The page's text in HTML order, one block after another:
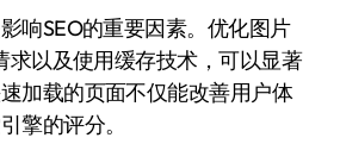
响SEO的重要因素。优化图片
求以及使用缓存技术，可以显著
加载的页面不仅能改善用户体
擎的评分。